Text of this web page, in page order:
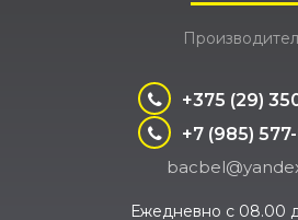
+375 (29)
+7 (985)
Ежедневно с 08.00